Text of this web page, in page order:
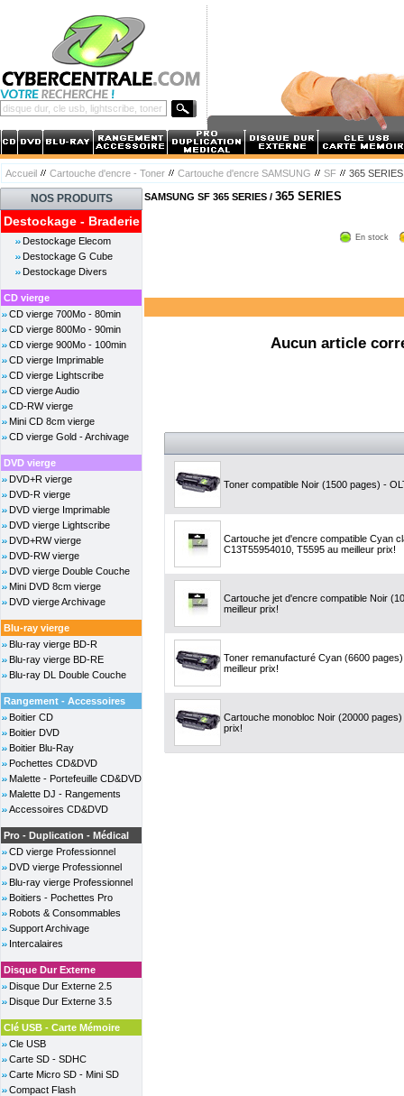
Accueil Cartouche d'encre - Toner Cartouche d'encre SAMSUNG SF 365 SERIES
NOS PRODUITS
Destockage - Braderie
Destockage Elecom
Destockage G Cube
Destockage Divers
CD vierge
CD vierge 700Mo - 80min
CD vierge 800Mo - 90min
CD vierge 900Mo - 100min
CD vierge Imprimable
CD vierge Lightscribe
CD vierge Audio
CD-RW vierge
Mini CD 8cm vierge
CD vierge Gold - Archivage
DVD vierge
DVD+R vierge
DVD-R vierge
DVD vierge Imprimable
DVD vierge Lightscribe
DVD+RW vierge
DVD-RW vierge
DVD vierge Double Couche
Mini DVD 8cm vierge
DVD vierge Archivage
Blu-ray vierge
Blu-ray vierge BD-R
Blu-ray vierge BD-RE
Blu-ray DL Double Couche
Rangement - Accessoires
Boitier CD
Boitier DVD
Boitier Blu-Ray
Pochettes CD&DVD
Malette - Portefeuille CD&DVD
Malette DJ - Rangements
Accessoires CD&DVD
Pro - Duplication - Médical
CD vierge Professionnel
DVD vierge Professionnel
Blu-ray vierge Professionnel
Boitiers - Pochettes Pro
Robots & Consommables
Support Archivage
Intercalaires
Disque Dur Externe
Disque Dur Externe 2.5
Disque Dur Externe 3.5
Clé USB - Carte Mémoire
Cle USB
Carte SD - SDHC
Carte Micro SD - Mini SD
Compact Flash
SAMSUNG SF 365 SERIES / 365 SERIES
En stock
Aucun article
Toner compatible Noir (1500 pages) -
Cartouche jet d'encre compatible Cyan
C13T55954010, T5595 au meilleur prix!
Cartouche jet d'encre compatible Noir
meilleur prix!
Toner remanufacturé Cyan (6600
meilleur prix!
Cartouche monobloc Noir (20000
prix!